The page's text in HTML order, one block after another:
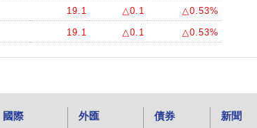
19.1 △0.1 △0.53%
19.1 △0.1 △0.53%
國際 外匯 債券 新聞